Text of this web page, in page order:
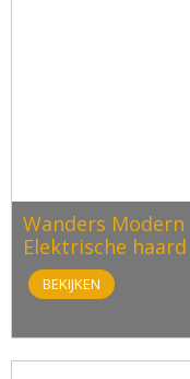
Wanders
Elektrische haard
BEKIJKEN